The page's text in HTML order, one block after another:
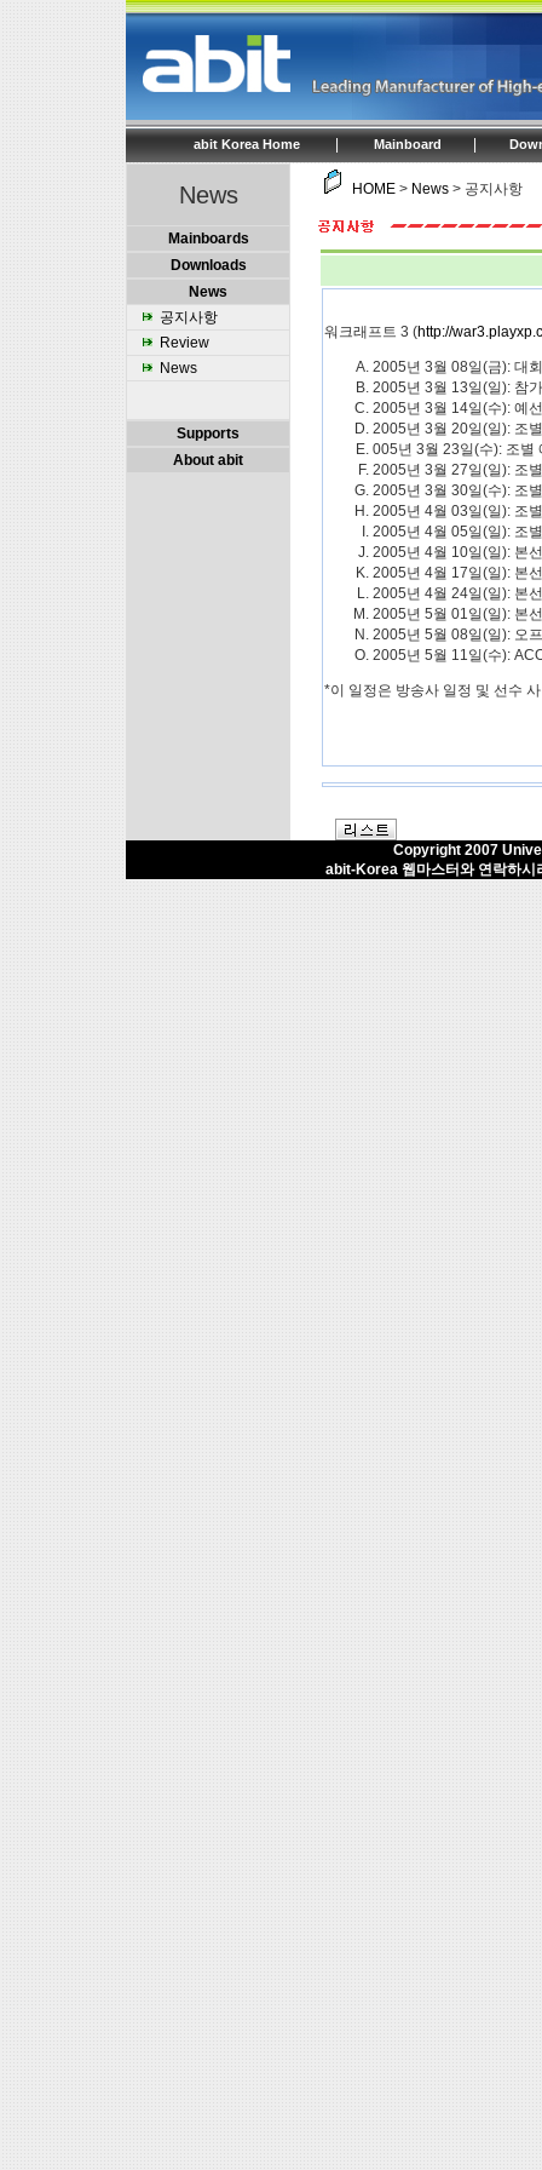
abit Korea Home Mainboard
News
Mainboards
Downloads
News
공지사항
Review
News
Supports
About abit
HOME > News > 공지사항
워크래프트 3 (http://
2005년 3월 08일(금): 대
2005년 3월 13일(일): 참
2005년 3월 14일(수): 예
2005년 3월 20일(일): 조
005년 3월 23일(수): 조별
2005년 3월 27일(일): 조
2005년 3월 30일(수): 조
2005년 4월 03일(일): 조
2005년 4월 05일(일): 조
2005년 4월 10일(일): 본
2005년 4월 17일(일): 본
2005년 4월 24일(일): 본
2005년 5월 01일(일): 본
2005년 5월 08일(일): 오
2005년 5월 11일(수):
*이 일정은 방송사 일정 및 선수
Copyright 2007
abit-Korea 웹마스터와 연락하시